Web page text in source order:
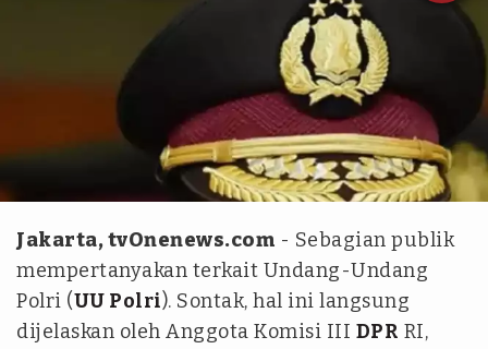
Jakarta, tvOnenews.com - Sebagian publik
mempertanyakan terkait Undang-Undang
Polri (UU Polri). Sontak, hal ini langsung
dijelaskan oleh Anggota Komisi III DPR RI,